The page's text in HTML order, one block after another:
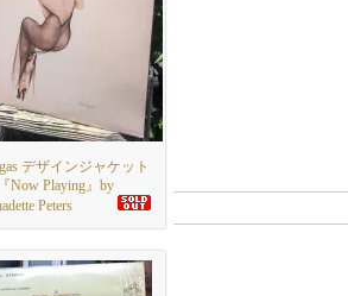
デザインジャケット
『Now Playing』by
Peters